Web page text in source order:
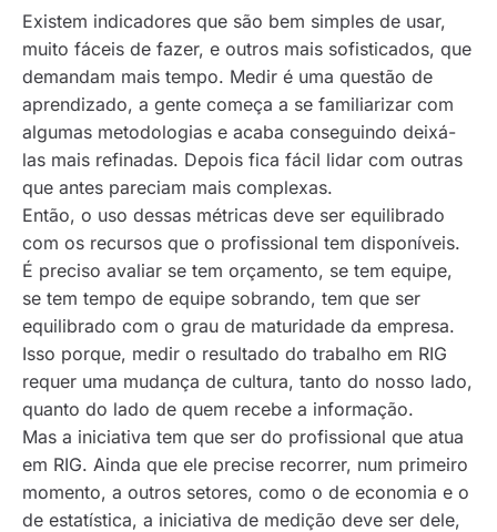
Existem indicadores que são bem simples de usar,
muito fáceis de fazer, e outros mais sofisticados, que
demandam mais tempo. Medir é uma questão de
aprendizado, a gente começa a se familiarizar com
algumas metodologias e acaba conseguindo deixá-
las mais refinadas. Depois fica fácil lidar com outras
que antes pareciam mais complexas.
Então, o uso dessas métricas deve ser equilibrado
com os recursos que o profissional tem disponíveis.
É preciso avaliar se tem orçamento, se tem equipe,
se tem tempo de equipe sobrando, tem que ser
equilibrado com o grau de maturidade da empresa.
Isso porque, medir o resultado do trabalho em RIG
requer uma mudança de cultura, tanto do nosso lado,
quanto do lado de quem recebe a informação.
Mas a iniciativa tem que ser do profissional que atua
em RIG. Ainda que ele precise recorrer, num primeiro
momento, a outros setores, como o de economia e o
de estatística, a iniciativa de medição deve ser dele,